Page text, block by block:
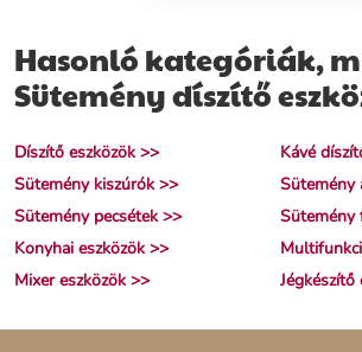
Hasonló kategóriák,
Sütemény díszítő
Díszítő eszközök >>
Kávé
Sütemény kiszúrók >>
Sütemény
Sütemény pecsétek >>
Sütemény
Konyhai eszközök >>
Mixer eszközök >>
Jégkészítő